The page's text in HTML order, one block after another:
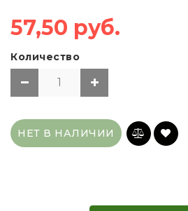
57,50 руб.
Количество
НЕТ В НАЛИЧИИ